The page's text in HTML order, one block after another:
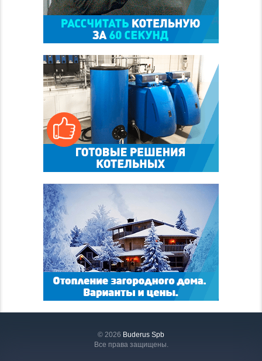
© 2026 Buderus Spb
Все права защищены.